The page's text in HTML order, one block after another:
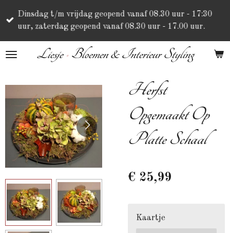
direct
hoofdinhoud
Liesje•Bloemen & Interieur Styling
Dinsdag t/m vrijdag geopend vanaf 08.30 uur - 17:30
uur, zaterdag geopend vanaf 08.30 uur - 17.00 uur.
Herfst
Opgemaakt Op
Platte Schaal
€ 25,99
Kaartje